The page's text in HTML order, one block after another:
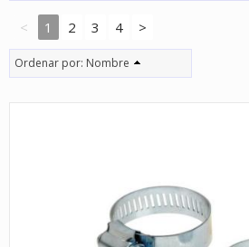
< 1 2 3 4 >
Ordenar por: Nombre